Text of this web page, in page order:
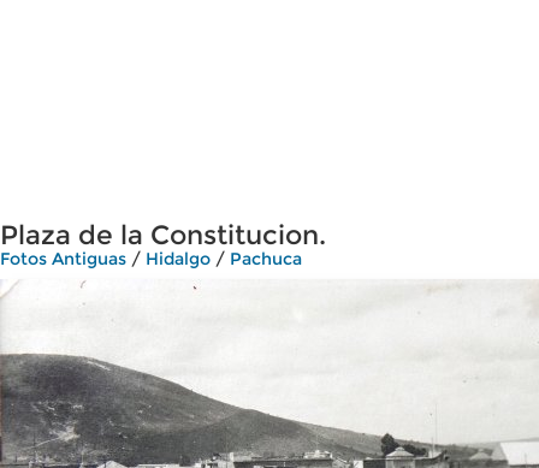
Plaza de la Constitucion.
Fotos Antiguas / Hidalgo / Pachuca